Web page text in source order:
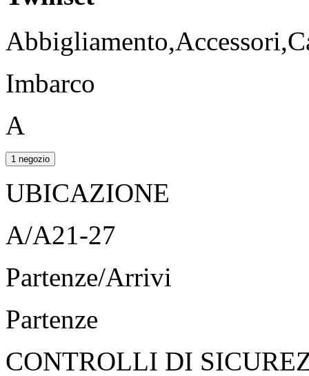
Imbarco
A
1 negozio
UBICAZIONE
A/A21-27
Partenze/Arrivi
Partenze
CONTROLLI DI